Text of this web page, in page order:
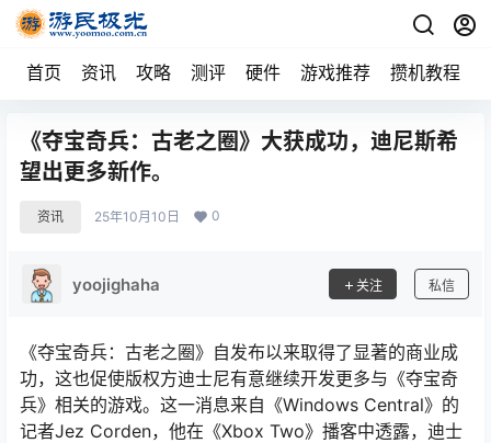
首页 资讯 攻略 测评 硬件 游戏推荐 攒机教程
《夺宝奇兵：古老之圈》大获成功，迪尼斯希
望出更多新作。
资讯 25年10月10日 0
yoojighaha 关注 私信
《夺宝奇兵：古老之圈》自发布以来取得了显著的商业成
功，这也促使版权方迪士尼有意继续开发更多与《夺宝奇
兵》相关的游戏。这一消息来自《Windows Central》的
记者Jez Corden，他在《Xbox Two》播客中透露，迪士